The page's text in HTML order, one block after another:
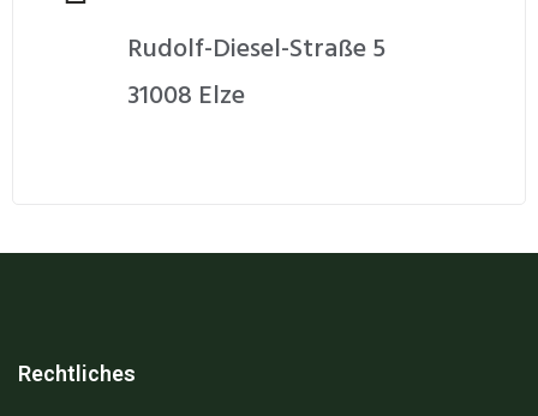
Rudolf-Diesel-Straße 5
31008 Elze
Rechtliches